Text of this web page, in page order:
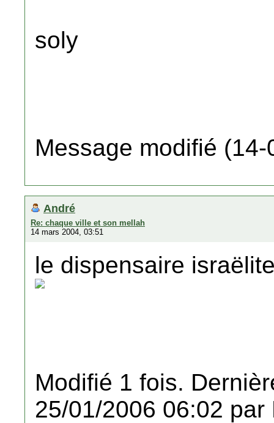
soly
Message modifié
André
Re: chaque ville et son mellah
14 mars 2004, 03:51
le dispensaire
Modifié 1 fois.
25/01/2006 06:02 par